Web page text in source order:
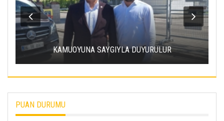
KAMUOYUNA SAYGIYLA DUYURULUR
PUAN DURUMU